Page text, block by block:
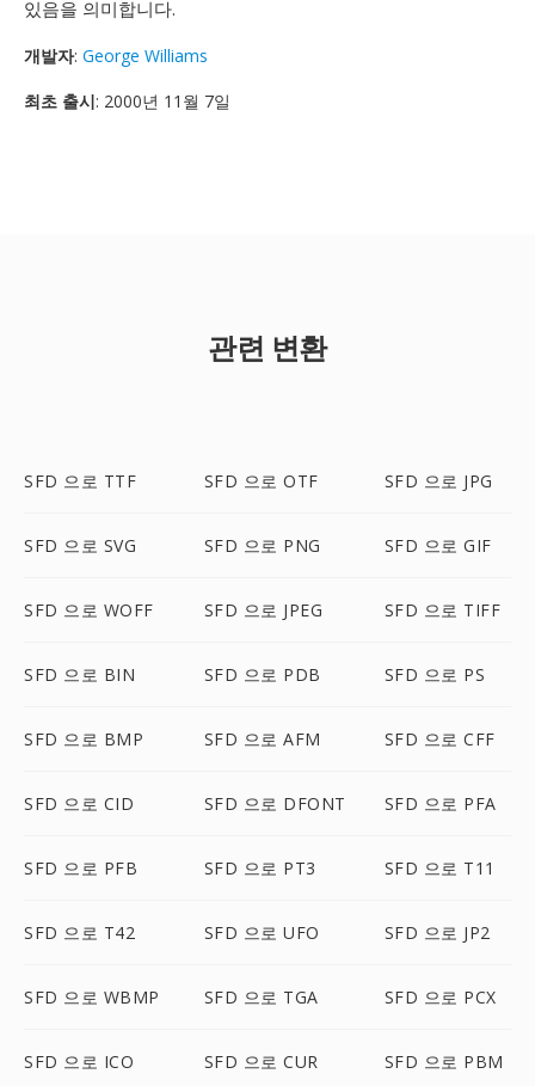
있음을 의미합니다.
개발자: George Williams
최초 출시: 2000년 11월 7일
관련 변환
SFD 으로 TTF SFD 으로 OTF SFD 으로 JPG
SFD 으로 SVG SFD 으로 PNG SFD 으로 GIF
SFD 으로 WOFF SFD 으로 JPEG SFD 으로 TIFF
SFD 으로 BIN SFD 으로 PDB SFD 으로 PS
SFD 으로 BMP SFD 으로 AFM SFD 으로 CFF
SFD 으로 CID SFD 으로 DFONT SFD 으로 PFA
SFD 으로 PFB SFD 으로 PT3 SFD 으로 T11
SFD 으로 T42 SFD 으로 UFO SFD 으로 JP2
SFD 으로 WBMP SFD 으로 TGA SFD 으로 PCX
SFD 으로 ICO SFD 으로 CUR SFD 으로 PBM